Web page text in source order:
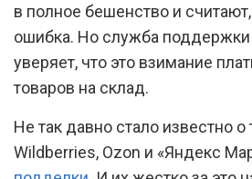
в полное бешенство и
ошибка. Но служба поддержки
уверяет, что это взимание
товаров на склад.
Не так давно стало известно
Wildberries, Ozon и «Яндекс